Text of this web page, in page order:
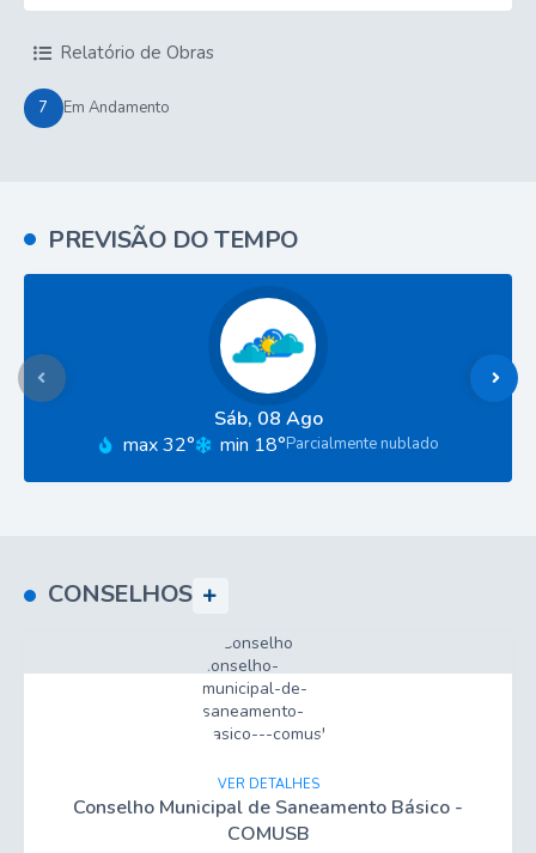
Relatório de Obras
7 Em Andamento
PREVISÃO DO TEMPO
Sáb 08 Ago
Parcialmente nublado
max 32° min 18°
CONSELHOS
Conselho Municipal de Saneamento Básico -
COMUSB
VER DETALHES